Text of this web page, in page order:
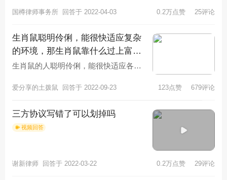
国樽律师事务所 回答于 2022-04-03 0.2万点赞 25评论
生肖鼠聪明伶俐，能很快适应复杂
的环境，那生肖鼠靠什么过上富裕
的生活？
生肖鼠的人聪明伶俐，能很快适应各种
筋，做事认真，头脑反应快，做事小
爱分享的土拨鼠 回答于 2022-09-23 123点赞 679评论
三方协议写错了可以划掉吗
视频回答
谢新律师 回答于 2022-03-22 0.2万点赞 29评论